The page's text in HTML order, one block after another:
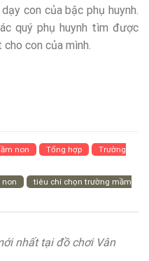
con của bậc phụ huynh.
quý phụ huynh tìm được
con của mình.
non Tổng hợp
Trường
non
tiêu chí chọn trường mầm
nhất tại đồ chơi Vân